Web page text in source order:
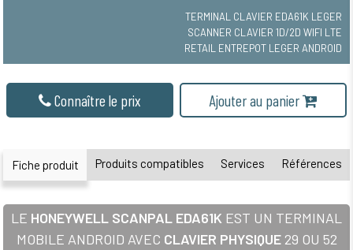
TERMINAL CLAVIER EDA61K LEGER
SCANNER CLAVIER 1D/2D WIFI LTE
RETAIL ENTREPOT LEGER ANDROID
Connaître le prix Ajouter au panier
Fiche produit Produits compatibles Services Références
LE HONEYWELL SCANPAL EDA61K EST UN TERMINAL
MOBILE ANDROID AVEC CLAVIER PHYSIQUE29 OU 52